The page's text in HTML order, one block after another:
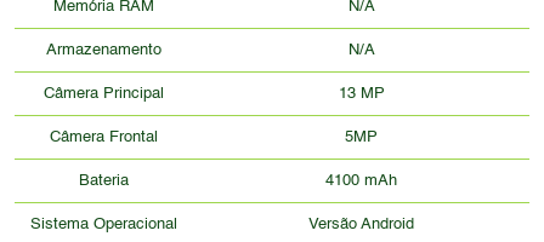
Memória RAM N/A
Armazenamento N/A
Câmera Principal 13 MP
Câmera Frontal 5MP
Bateria 4100 mAh
Sistema Operacional Versão Android